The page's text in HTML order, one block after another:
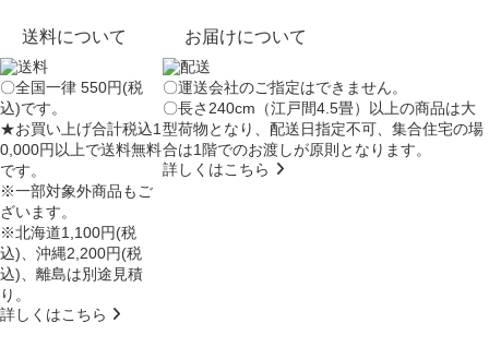
送料について
〇全国一律 550円(税
込)です。
★お買い上げ合計税込1
0,000円以上で送料無料
です。
※一部対象外商品もご
ざいます。
※北海道1,100円(税
込)、沖縄2,200円(税
込)、離島は別途見積
り。
詳しくはこちら
お届けについて
〇運送会社のご指定はできません。
〇長さ240cm（江戸間4.5畳）以上の商品は大
型荷物となり、配送日指定不可、集合住宅の場
合は1階でのお渡しが原則となります。
詳しくはこちら